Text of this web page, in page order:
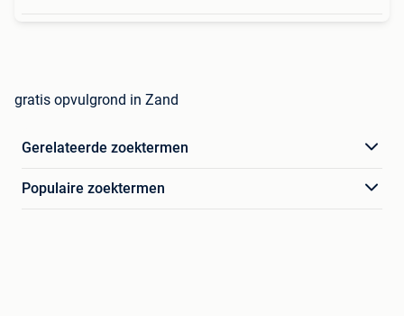
gratis opvulgrond in Zand
Gerelateerde zoektermen
Populaire zoektermen